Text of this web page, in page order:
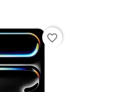
favorite_border